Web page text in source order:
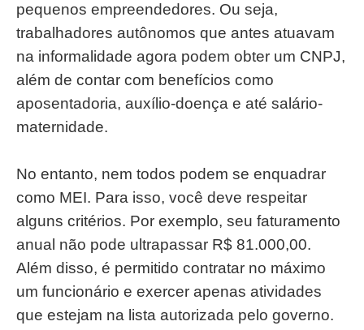
pequenos empreendedores. Ou seja,
trabalhadores autônomos que antes atuavam
na informalidade agora podem obter um CNPJ,
além de contar com benefícios como
aposentadoria, auxílio-doença e até salário-
maternidade.
No entanto, nem todos podem se enquadrar
como MEI. Para isso, você deve respeitar
alguns critérios. Por exemplo, seu faturamento
anual não pode ultrapassar R$ 81.000,00.
Além disso, é permitido contratar no máximo
um funcionário e exercer apenas atividades
que estejam na lista autorizada pelo governo.